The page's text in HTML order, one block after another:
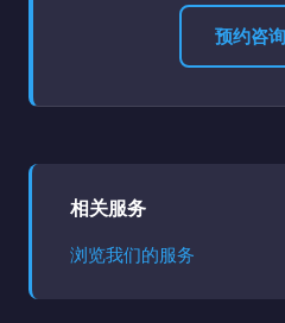
预约咨
相关服务
浏览我们的服务